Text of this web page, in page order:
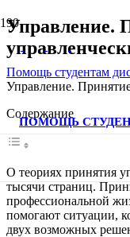
ПОМОЩЬ
Управление.
Помощь студентам
Управление.
Содержание
О теориях принятия
тысячи страниц.
профессиональной
помогают ситуации,
двух возможных